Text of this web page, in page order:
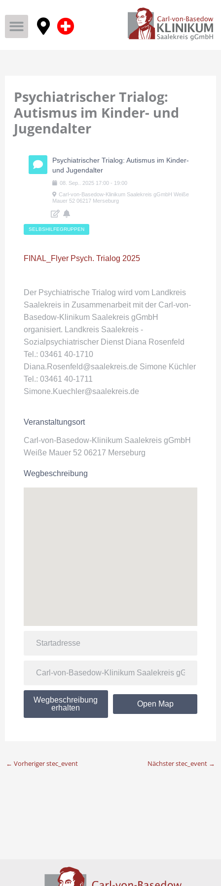
Psychiatrischer Trialog:
Autismus im Kinder- und
Jugendalter
Psychiatrischer Trialog: Autismus im Kinder-
und Jugendalter
08. Sep. 2025 17:00- 19:00
Carl-von-Basedow-Klinikum Saalekreis gGmbH Weiße
Mauer 52 06217 Merseburg
SELBSHILFEGRUPPEN
FINAL_Flyer Psych. Trialog 2025
Der Psychiatrische Trialog wird vom Landkreis
Saalekreis in Zusammenarbeit mit der Carl-von-
Basedow-Klinikum Saalekreis gGmbH
organisiert. Landkreis Saalekreis -
Sozialpsychiatrischer Dienst Diana Rosenfeld
Tel.: 03461 40-1710
Diana.Rosenfeld@saalekreis.de Simone Küchler
Tel.: 03461 40-1711
Simone.Kuechler@saalekreis.de
Veranstaltungsort
Carl-von-Basedow-Klinikum Saalekreis gGmbH
Weiße Mauer 52 06217 Merseburg
Wegbeschreibung
Wegbeschreibung
erhalten
Open Map
← Vorheriger stec_event Nächster stec_event →